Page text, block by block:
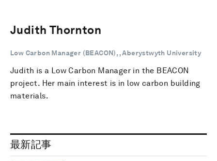
Judith Thornton
Low Carbon Manager (BEACON), , Aberystwyth University
Judith is a Low Carbon Manager in the BEACON
project. Her main interest is in low carbon building
materials.
最新記事